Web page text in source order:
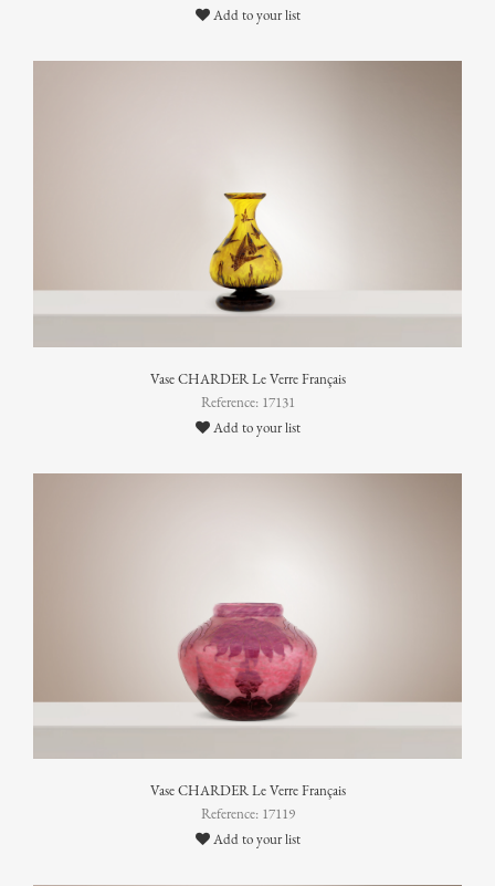
Add to your list
Vase CHARDER Le Verre Français
Reference: 17131
Add to your list
Vase CHARDER Le Verre Français
Reference: 17119
Add to your list